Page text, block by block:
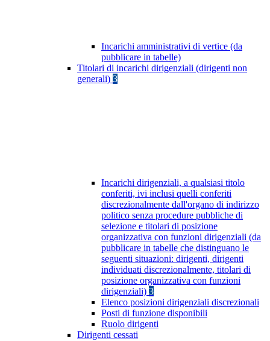
Incarichi amministrativi di vertice (da
pubblicare in tabelle)
Titolari di incarichi dirigenziali (dirigenti non
generali) 3
Incarichi dirigenziali, a qualsiasi titolo
conferiti, ivi inclusi quelli conferiti
discrezionalmente dall'organo di indirizzo
politico senza procedure pubbliche di
selezione e titolari di posizione
organizzativa con funzioni dirigenziali (da
pubblicare in tabelle che distinguano le
seguenti situazioni: dirigenti, dirigenti
individuati discrezionalmente, titolari di
posizione organizzativa con funzioni
dirigenziali) 3
Elenco posizioni dirigenziali discrezionali
Posti di funzione disponibili
Ruolo dirigenti
Dirigenti cessati